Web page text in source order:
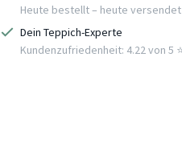
Heute bestellt – heute versendet
Dein Teppich-Experte
Kundenzufriedenheit: 4.22 von 5